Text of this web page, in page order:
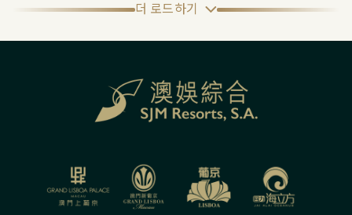
더 로드하기